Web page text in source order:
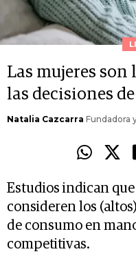
Las mujeres son
las decisiones
Natalia Cazcarra Fundadora
Estudios indican
consideren los
de consumo en
competitivas.